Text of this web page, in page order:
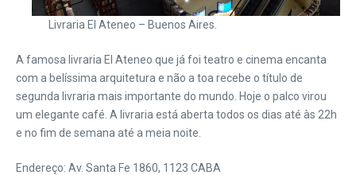
Livraria El Ateneo – Buenos Aires.
A famosa livraria El Ateneo que já foi teatro e cinema encanta
com a belíssima arquitetura e não a toa recebe o título de
segunda livraria mais importante do mundo. Hoje o palco virou
um elegante café. A livraria está aberta todos os dias até às 22h
e no fim de semana até a meia noite.
Endereço: Av. Santa Fe 1860, 1123 CABA